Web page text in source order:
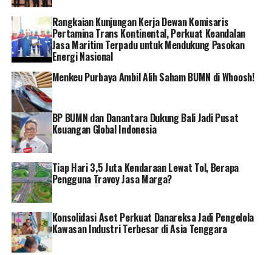
sekitar dan pengelola sekam padi ini,” kata Sultansyah.
Sementara itu, Direktur Utama PLN Darmawan Prasodjo
mengatakan, dalam menuju transisi energi bersih, PLN
tidak berjalan sendiri. PLN berkolaborasi dengan
melakukan pemberdayaan masyarakat misalnya dalam
penggunaan co-firing.
“Melalui program ini, kami tidak hanya bermaksud
mengganti batu bara dengan biomassa, tetapi juga
membangun rantai pasok biomassa yang andal dengan
melibatkan masyarakat yang dalam penyediaannya
memiliki dampak ekonomi untuk masyarakat secara
langsung,” ucap Darmawan.
Kehadiran program ekonomi kerakyatan co-firing ini
juga merupakan langkah nyata PLN menjawab persoalan
global. Untuk terus menjaga keberlangsungan pasokan
Rangkaian Kunjungan Kerja Dewan Komisaris
Pertamina Trans Kontinental, Perkuat Keandalan
Jasa Maritim Terpadu untuk Mendukung Pasokan
Energi Nasional
Menkeu Purbaya Ambil Alih Saham BUMN di Whoosh!
BP BUMN dan Danantara Dukung Bali Jadi Pusat
Keuangan Global Indonesia
Tiap Hari 3,5 Juta Kendaraan Lewat Tol, Berapa
Pengguna Travoy Jasa Marga?
Konsolidasi Aset Perkuat Danareksa Jadi Pengelola
Kawasan Industri Terbesar di Asia Tenggara